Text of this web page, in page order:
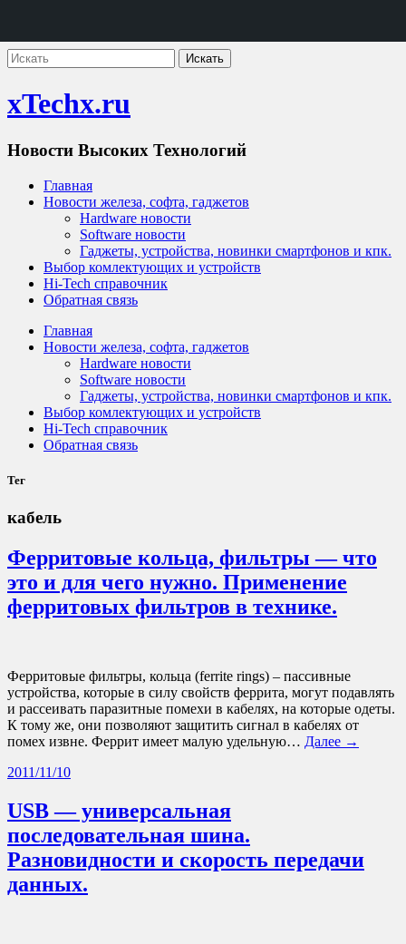
xTechx.ru
Новости Высоких Технологий
Главная
Новости железа, софта, гаджетов
Hardware новости
Software новости
Гаджеты, устройства, новинки смартфонов и кпк.
Выбор комлектующих и устройств
Hi-Tech справочник
Обратная связь
Главная
Новости железа, софта, гаджетов
Hardware новости
Software новости
Гаджеты, устройства, новинки смартфонов и кпк.
Выбор комлектующих и устройств
Hi-Tech справочник
Обратная связь
Тег
кабель
Ферритовые кольца, фильтры — что
это и для чего нужно. Применение
ферритовых фильтров в технике.
Ферритовые фильтры, кольца (ferrite rings) – пассивные
устройства, которые в силу свойств феррита, могут подавлять
и рассеивать паразитные помехи в кабелях, на которые одеты.
К тому же, они позволяют защитить сигнал в кабелях от
помех извне. Феррит имеет малую удельную… Далее →
2011/11/10
USB — универсальная
последовательная шина.
Разновидности и скорость передачи
данных.